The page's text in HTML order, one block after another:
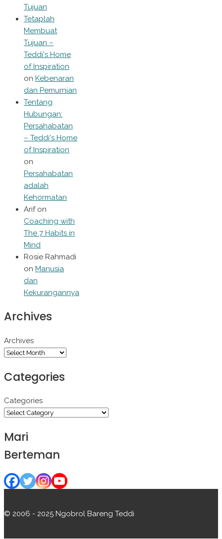
Tujuan
Tetaplah
Membuat
Tujuan –
Teddi's Home
of Inspiration
on Kebenaran
dan Pemurnian
Tentang
Hubungan:
Persahabatan
– Teddi's Home
of Inspiration
on
Persahabatan
adalah
Kehormatan
Arifon
Coaching with
The 7 Habits in
Mind
Rosie Rahmadi
on Manusia
dan
Kekurangannya
Archives
Archives
Categories
Categories
Mari
Berteman
© 2006 - 2025 Ngobrol Bareng Teddi